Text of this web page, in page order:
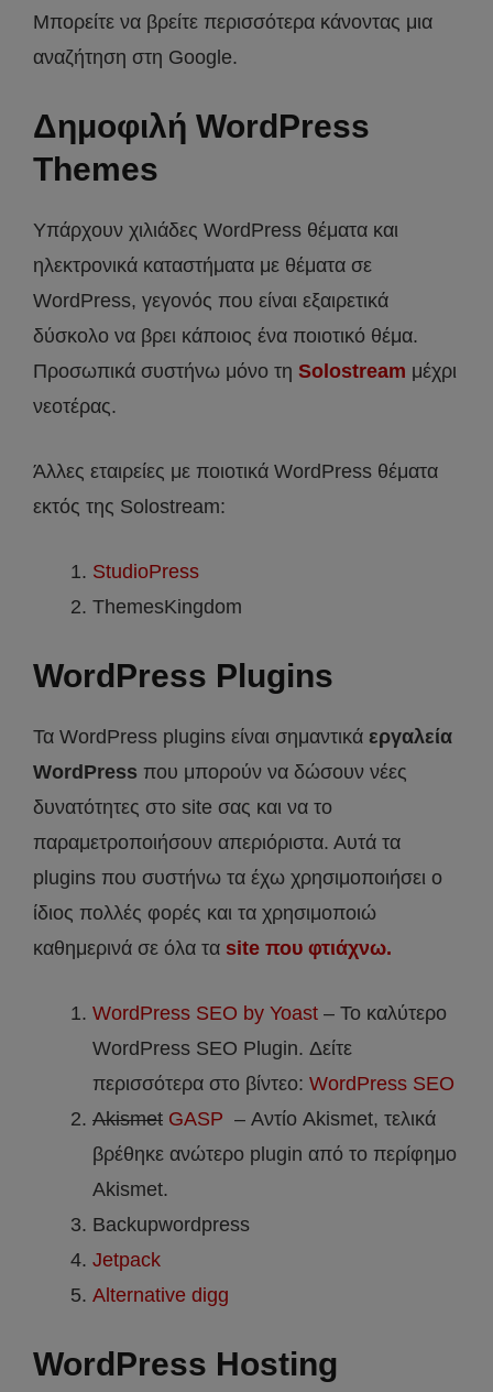
Μπορείτε να βρείτε περισσότερα κάνοντας μια
αναζήτηση στη Google.
Δημοφιλή WordPress
Themes
Υπάρχουν χιλιάδες WordPress θέματα και
ηλεκτρονικά καταστήματα με θέματα σε
WordPress, γεγονός που είναι εξαιρετικά
δύσκολο να βρει κάποιος ένα ποιοτικό θέμα.
Προσωπικά συστήνω μόνο τη Solostream μέχρι
νεοτέρας.
Άλλες εταιρείες με ποιοτικά WordPress θέματα
εκτός της Solostream:
StudioPress
ThemesKingdom
WordPress Plugins
Τα WordPress plugins είναι σημαντικά εργαλεία
WordPress που μπορούν να δώσουν νέες
δυνατότητες στο site σας και να το
παραμετροποιήσουν απεριόριστα. Αυτά τα
plugins που συστήνω τα έχω χρησιμοποιήσει ο
ίδιος πολλές φορές και τα χρησιμοποιώ
καθημερινά σε όλα τα site που φτιάχνω.
WordPress SEO by Yoast – Το καλύτερο
WordPress SEO Plugin. Δείτε
περισσότερα στο βίντεο: WordPress SEO
Akismet GASP – Αντίο Akismet, τελικά
βρέθηκε ανώτερο plugin από το περίφημο
Akismet.
Βackupwordpress
Jetpack
Αlternative digg
WordPress Hosting